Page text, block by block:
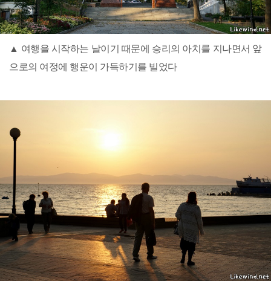
▲ 여행을 시작하는 날이기 때문에 승리의 아치를 지나면서 앞
으로의 여정에 행운이 가득하기를 빌었다